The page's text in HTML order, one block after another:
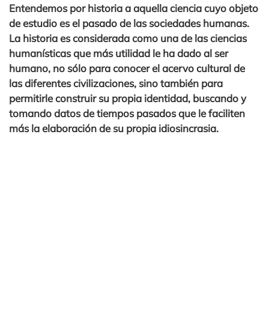
Entendemos por historia a aquella ciencia cuyo objeto
de estudio es el pasado de las sociedades humanas.
La historia es considerada como una de las ciencias
humanísticas que más utilidad le ha dado al ser
humano, no sólo para conocer el acervo cultural de
las diferentes civilizaciones, sino también para
permitirle construir su propia identidad, buscando y
tomando datos de tiempos pasados que le faciliten
más la elaboración de su propia idiosincrasia.